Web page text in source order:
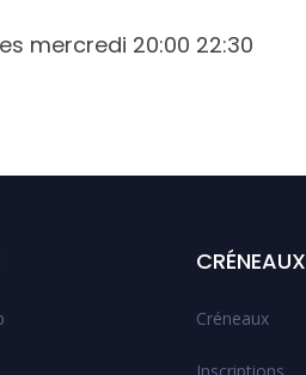
mercredi 20:00 22:30
CRÉNEAUX
Créneaux